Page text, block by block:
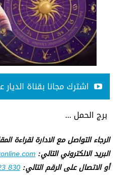
اشترك مجانا بقناة
برج الحمل ...
الرجاء التواصل مع الادارة لقراءة
البريد الالكتروني التالي:
أو الاتصال على الرقم التالي:830